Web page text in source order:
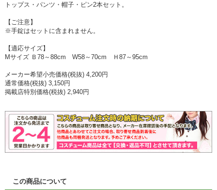
トップス・パンツ・帽子・ピン2本セット。
【ご注意】
※手錠はセットに含まれません。
【適応サイズ】
Mサイズ Ｂ78～88cm W58～70cm Ｈ87～95cm
メーカー希望小売価格(税抜) 4,200円
通常価格(税抜) 3,150円
掲載店特別価格(税抜) 2,940円
この商品について